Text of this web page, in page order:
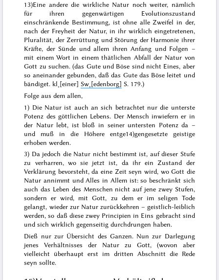
13)Eine andere die wirkliche Natur noch weiter, nämlich
für ihren gegenwärtigen Evolutionszustand
einschränkende Bestimmung, ist ohne alle Zweifel in der,
nach der Freyheit der Natur, in ihr wirklich eingetretenen,
Pluralität, der Zerrüttung und Störung der Harmonie ihrer
Kräfte, der Sünde und allem ihren Anfang und Folgen –
mit einem Wort in einem thätlichen Abfall der Natur von
Gott zu suchen. (das Gute und Böse sind nicht Eines, aber
so aneinander gebunden, daß das Gute das Böse leitet und
bändiget. kl˖[einer]Sw˖[edenborg] S. 179.)
Folge aus dem allen,
1) Die Natur ist auch an sich betrachtet nur die unterste
Potenz des göttlichen Lebens. Der Mensch inwiefern er in
der Natur lebt, ist bloß in seiner untersten Potenz da –
und muß in die Höhere entge14)gengesetzte geistige
erhoben werden.
3) Da jedoch die Natur nicht bestimmt ist, auf dieser Stufe
zu verharren, wo sie jetzt ist, da ihr ein Zustand der
Verklärung bevorsteht, da eine Zeit seyn wird, wo Gott die
Natur annimmt und Alles in Allem ist: so beschränkt sich
auch das Leben des Menschen nicht auf jene zwey Stufen,
sondern er wird, mit Gott, zu dem er im seligen Tode
gelangt, wieder zur Natur zurückkehren – geistlich-leiblich
werden, so daß diese zwey Principien in Eins gebracht sind
und sich wirklich gegenseitig durchdrungen haben.
Dieß nur zur Übersicht des Ganzen. Nun zur Darlegung
jenesVerhältnisses der Natur zu Gott, (wovon aber
vielleicht überhaupt erst im dritten Abschnitt die Rede
seyn sollte.